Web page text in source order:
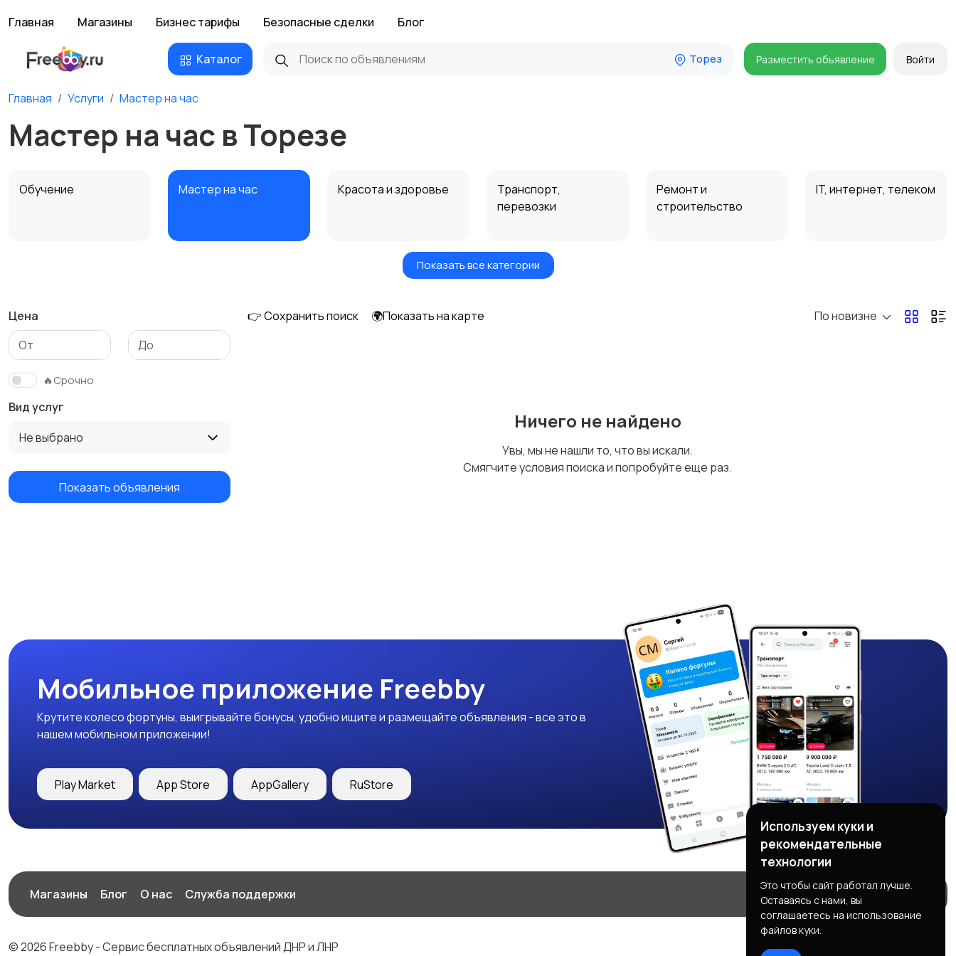
Главная Магазины Бизнес тарифы Безопасные сделки Блог
Каталог Торез Разместить объявление Войти
Главная Услуги Мастер на час
Мастер на час в Торезе
Обучение Мастер на час Красота и здоровье
Транспорт,
перевозки
Ремонт и
строительство
IT, интернет, телеком
Ремонт техники
Изготовление на
заказ
Продукты питания и
Показать все категории
Цена
🔥Срочно
Вид услуг
Не выбрано
Показать объявления
👉 Сохранить поиск 🌍Показать на карте По новизне
Ничего не найдено
Увы, мы не нашли то, что вы искали.
Смягчите условия поиска и попробуйте еще раз.
Мобильное приложение Freebby
Крутите колесо фортуны, выигрывайте бонусы, удобно ищите и размещайте объявления - все это в
нашем мобильном приложении!
Play Market App Store AppGallery RuStore
Магазины Блог О нас Служба поддержки
© 2026 Freebby - Сервис бесплатных объявлений ДНР и ЛНР
Используем куки и
рекомендательные
технологии
Это чтобы сайт работал лучше.
Оставаясь с нами, вы
соглашаетесь на использование
файлов куки.